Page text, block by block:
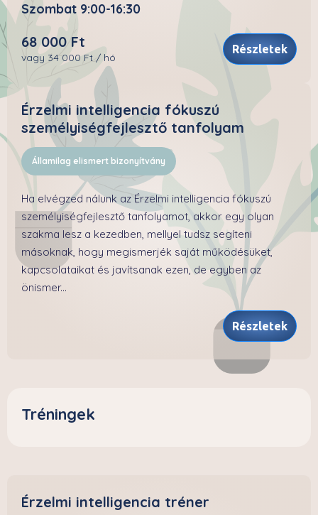
Szombat 9:00-16:30
68 000 Ft
vagy 34 000 Ft / hó
Részletek
Érzelmi intelligencia fókuszú
személyiségfejlesztő tanfolyam
Államilag elismert bizonyítvány
Ha elvégzed nálunk az Érzelmi intelligencia fókuszú
személyiségfejlesztő tanfolyamot, akkor egy olyan
szakma lesz a kezedben, mellyel tudsz segíteni
másoknak, hogy megismerjék saját működésüket,
kapcsolataikat és javítsanak ezen, de egyben az
önismer...
Részletek
Tréningek
Érzelmi intelligencia tréner